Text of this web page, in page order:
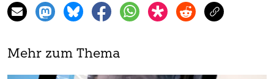
Mehr zum Thema